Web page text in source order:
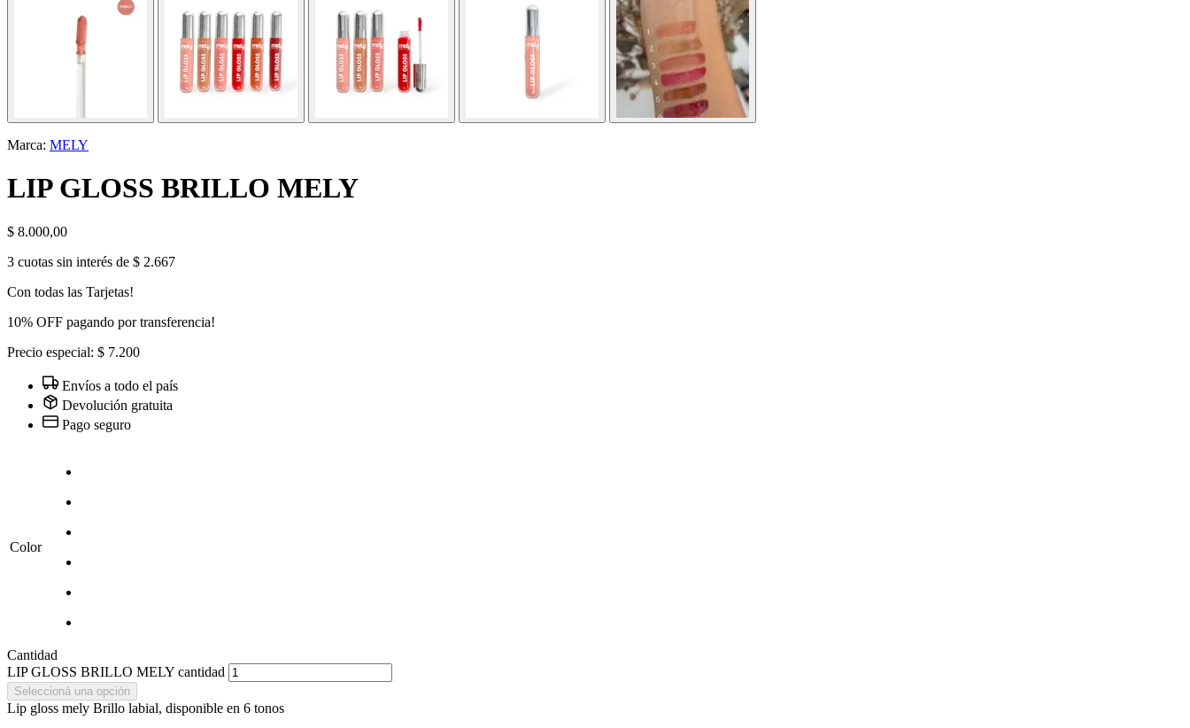
Marca: MELY
LIP GLOSS BRILLO MELY
$ 8.000,00
3 cuotas sin interés de $ 2.667
Con todas las Tarjetas!
10% OFF pagando por transferencia!
Precio especial: $ 7.200
Envíos a todo el país
Devolución gratuita
Pago seguro
Color
Cantidad
LIP GLOSS BRILLO MELY cantidad
Seleccioná una opción
Lip gloss mely Brillo labial, disponible en 6 tonos